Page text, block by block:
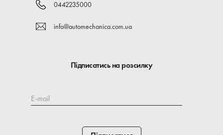
0442235000
info@automechanica.com.ua
Підписатись на розсилку
E-mail